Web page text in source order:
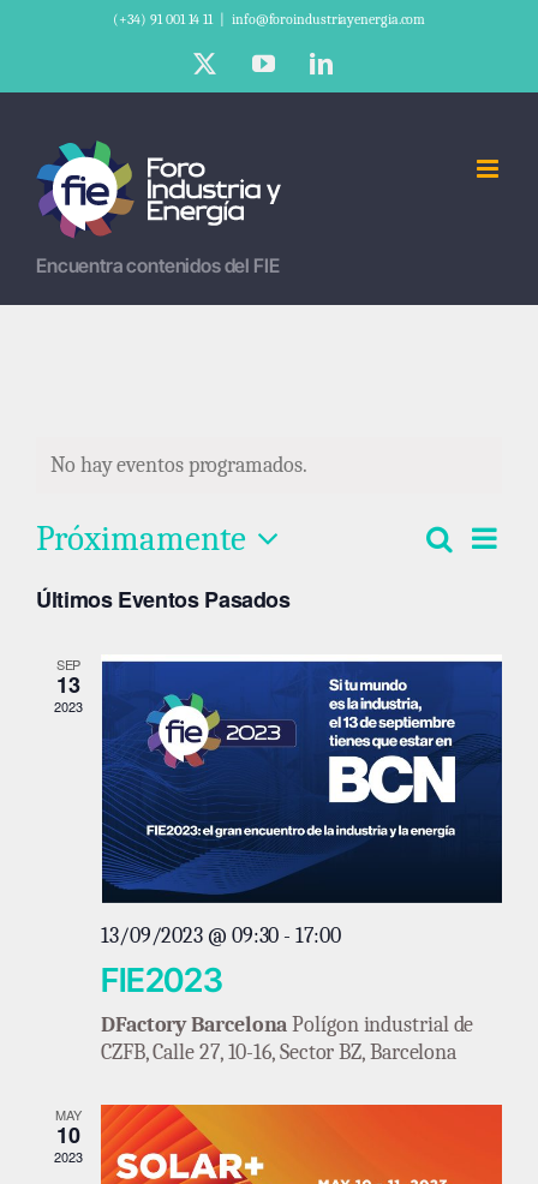
(+34) 91 001 14 11 info@foroindustriayenergia.com
YouTubeLinkedIn
Encuentra contenidos del FIE
No hay eventos programados.
y
vistas
de
Buscar
Lista
Próximamente
Seleccionar
fecha.
Últimos Eventos Pasados
SEP
13
2023
13/09/2023 @ 09:30 -17:00
FIE2023
DFactory BarcelonaPolígon industrial de
CZFB, Calle 27, 10-16, Sector BZ, Barcelona
MAY
10
2023